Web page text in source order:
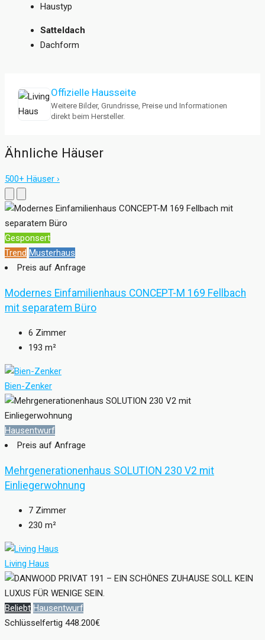
Haustyp
Satteldach
Dachform
Offizielle Hausseite
Weitere Bilder, Grundrisse, Preise und Informationen
direkt beim Hersteller.
Ähnliche Häuser
500+ Häuser ›
Gesponsert
Trend Musterhaus
Preis auf Anfrage
Modernes Einfamilienhaus CONCEPT-M 169 Fellbach
mit separatem Büro
6 Zimmer
193 m²
Bien-Zenker
Hausentwurf
Preis auf Anfrage
Mehrgenerationenhaus SOLUTION 230 V2 mit
Einliegerwohnung
7 Zimmer
230 m²
Living Haus
Beliebt Hausentwurf
Schlüsselfertig 448.200€